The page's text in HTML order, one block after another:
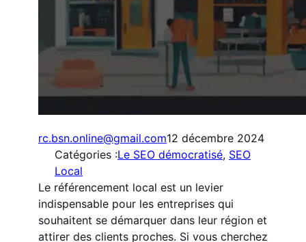
rc.bsn.online@gmail.com12 décembre 2024
Catégories :Le SEO démocratisé, SEO
Local
Le référencement local est un levier
indispensable pour les entreprises qui
souhaitent se démarquer dans leur région et
attirer des clients proches. Si vous cherchez